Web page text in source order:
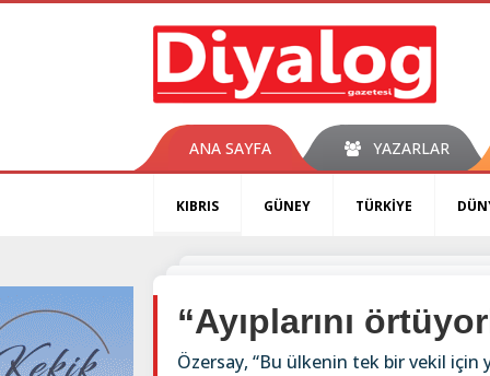
ANA SAYFA YAZARLAR
KIBRIS GÜNEY TÜRKİYE
“Ayıplarını
Özersay, “Bu ülkenin tek bir vekil için